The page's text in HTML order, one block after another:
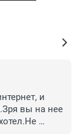
и
вы на нее